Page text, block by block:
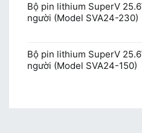
Bộ pin lithium SuperV
người (Model SVA24-230)
Bộ pin lithium SuperV
người (Model SVA24-150)